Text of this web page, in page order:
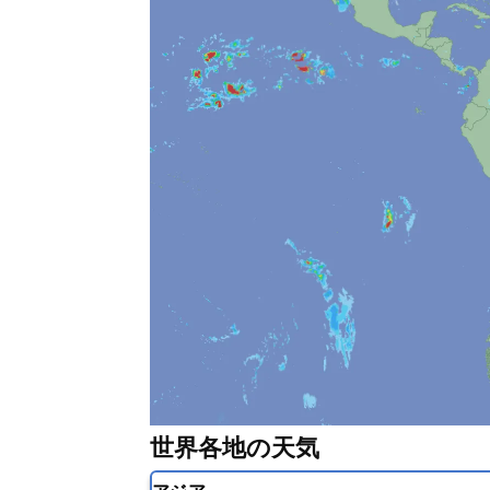
世界各地の天気